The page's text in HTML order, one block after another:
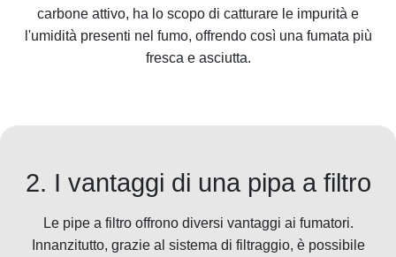
carbone attivo, ha lo scopo di catturare le impurità e
l'umidità presenti nel fumo, offrendo così una fumata più
fresca e asciutta.
2. I vantaggi di una pipa a filtro
Le pipe a filtro offrono diversi vantaggi ai fumatori.
Innanzitutto, grazie al sistema di filtraggio, è possibile